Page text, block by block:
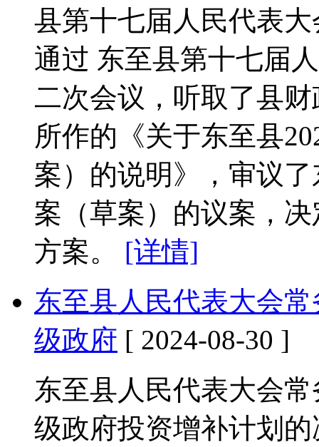
县第十七届人民代表
通过 东至县第十七届
二次会议，听取了县
所作的《关于东至县
案）的说明》，审议
案（草案）的议案，
方案。 [详情]
东至县人民代表大会
级政府 [ 2024-08-30 ]
东至县人民代表大会
级政府投资增补计划